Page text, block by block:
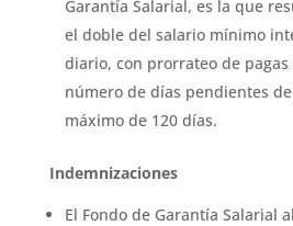
Garantía Salarial, es la que
el doble del salario mínimo
diario, con prorrateo de
número de días pendientes
máximo de 120 días.
Indemnizaciones
El Fondo de Garantía Salarial